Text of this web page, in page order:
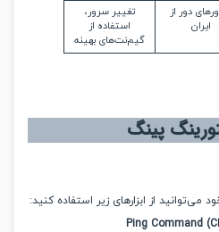
تغییر سرور،
گیم‌نت‌های بهینه
پینگ
ابزارهای زیر استفاده کنید:
Ping